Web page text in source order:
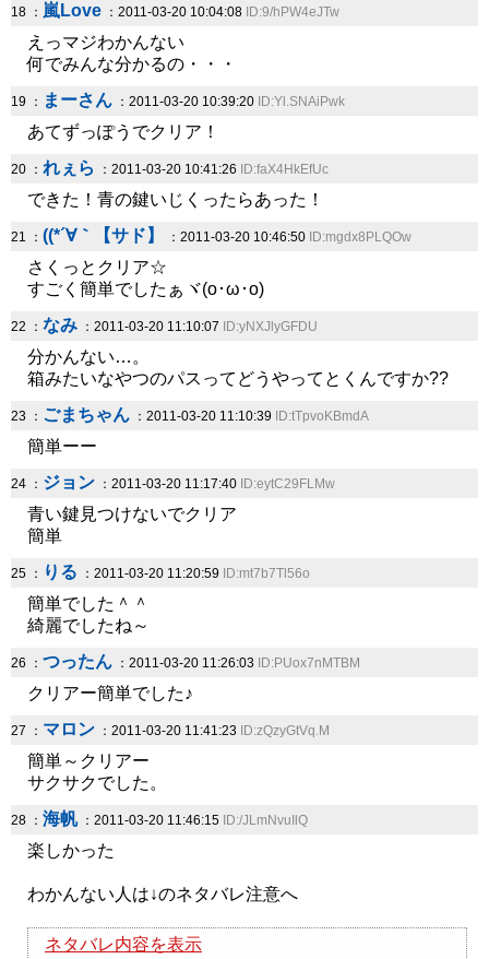
18 ： 嵐Love ：2011-03-20 10:04:08 ID:9/hPW4eJTw
えっマジわかんない
何でみんな分かるの・・・
19 ： まーさん ：2011-03-20 10:39:20 ID:Yl.SNAiPwk
あてずっぽうでクリア！
20 ： れぇら ：2011-03-20 10:41:26 ID:faX4HkEfUc
できた！青の鍵いじくったらあった！
21 ： ((*´∀｀【サド】 ：2011-03-20 10:46:50 ID:mgdx8PLQOw
さくっとクリア☆
すごく簡単でしたぁヾ(o･ω･o)ゞ
22 ： なみ ：2011-03-20 11:10:07 ID:yNXJlyGFDU
分かんない…。
箱みたいなやつのパスってどうやってとくんですか??
23 ： ごまちゃん ：2011-03-20 11:10:39 ID:tTpvoKBmdA
簡単ーー
24 ： ジョン ：2011-03-20 11:17:40 ID:eytC29FLMw
青い鍵見つけないでクリア
簡単
25 ： りる ：2011-03-20 11:20:59 ID:mt7b7Tl56o
簡単でした＾＾
綺麗でしたね～
26 ： つったん ：2011-03-20 11:26:03 ID:PUox7nMTBM
クリアー簡単でした♪
27 ： マロン ：2011-03-20 11:41:23 ID:zQzyGtVq.M
簡単～クリアー
サクサクでした。
28 ： 海帆：2011-03-20 11:46:15 ID:/JLmNvuIlQ
楽しかった
わかんない人は↓のネタバレ注意へ
ネタバレ内容を表示